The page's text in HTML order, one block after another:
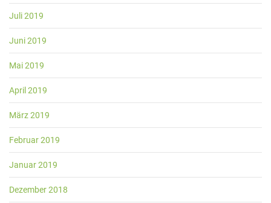
Juli 2019
Juni 2019
Mai 2019
April 2019
März 2019
Februar 2019
Januar 2019
Dezember 2018